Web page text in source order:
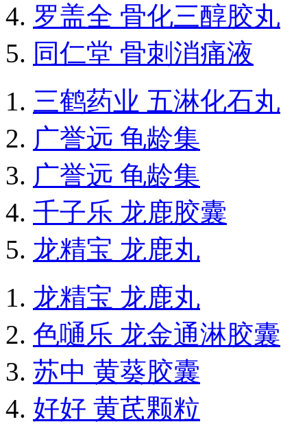
罗盖全 骨化三醇胶丸
同仁堂 骨刺消痛液
三鹤药业 五淋化石丸
广誉远 龟龄集
广誉远 龟龄集
千子乐 龙鹿胶囊
龙精宝 龙鹿丸
龙精宝 龙鹿丸
色嗵乐 龙金通淋胶囊
苏中 黄葵胶囊
好好 黄芪颗粒